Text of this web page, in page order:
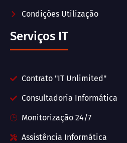
Condições Utilização
Serviços IT
Contrato "IT Unlimited"
Consultadoria Informática
Monitorização 24/7
Assistência Informática